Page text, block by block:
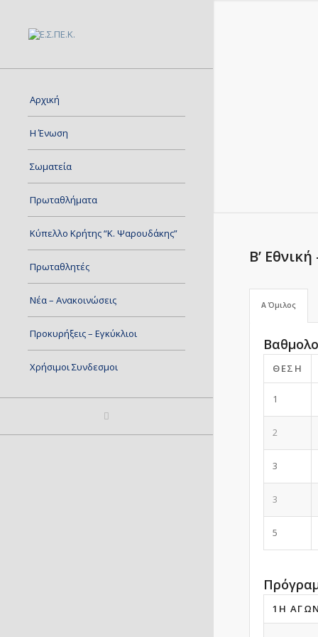
Αρχική
Η Ένωση
Σωματεία
Πρωταθλήματα
Κύπελλο Κρήτης “Κ. Ψαρουδάκης”
Πρωταθλητές
Νέα – Ανακοινώσεις
Προκυρήξεις – Εγκύκλιοι
Χρήσιμοι Συνδεσμοι
Β’
Α Όμιλος
ΘΈΣΗ
1
2
3
3
5
1Η